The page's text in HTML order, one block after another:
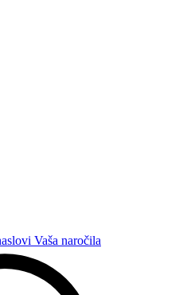
Vaša naročila